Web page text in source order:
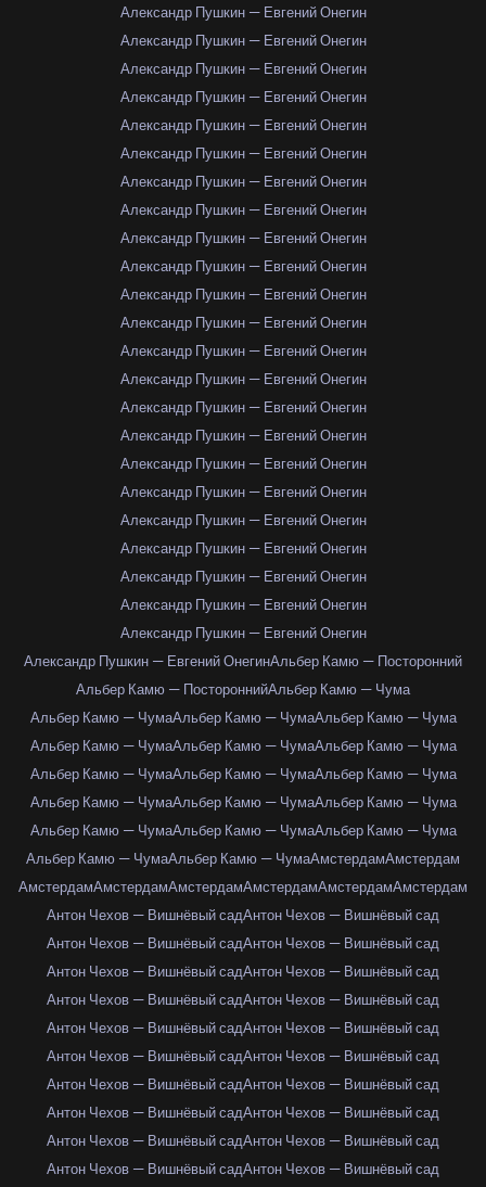
Александр Пушкин — Евгений Онегин
Александр Пушкин — Евгений Онегин
Александр Пушкин — Евгений Онегин
Александр Пушкин — Евгений Онегин
Александр Пушкин — Евгений Онегин
Александр Пушкин — Евгений Онегин
Александр Пушкин — Евгений Онегин
Александр Пушкин — Евгений Онегин
Александр Пушкин — Евгений Онегин
Александр Пушкин — Евгений Онегин
Александр Пушкин — Евгений Онегин
Александр Пушкин — Евгений Онегин
Александр Пушкин — Евгений Онегин
Александр Пушкин — Евгений Онегин
Александр Пушкин — Евгений Онегин
Александр Пушкин — Евгений Онегин
Александр Пушкин — Евгений Онегин
Александр Пушкин — Евгений Онегин
Александр Пушкин — Евгений Онегин
Александр Пушкин — Евгений Онегин
Александр Пушкин — Евгений Онегин
Александр Пушкин — Евгений Онегин
Александр Пушкин — Евгений Онегин
Александр Пушкин — Евгений ОнегинАльбер Камю — Посторонний
Альбер Камю — ПостороннийАльбер Камю — Чума
Альбер Камю — ЧумаАльбер Камю — ЧумаАльбер Камю — Чума
Альбер Камю — ЧумаАльбер Камю — ЧумаАльбер Камю — Чума
Альбер Камю — ЧумаАльбер Камю — ЧумаАльбер Камю — Чума
Альбер Камю — ЧумаАльбер Камю — ЧумаАльбер Камю — Чума
Альбер Камю — ЧумаАльбер Камю — ЧумаАльбер Камю — Чума
Альбер Камю — ЧумаАльбер Камю — ЧумаАмстердамАмстердам
АмстердамАмстердамАмстердамАмстердамАмстердамАмстердам
Антон Чехов — Вишнёвый садАнтон Чехов — Вишнёвый сад
Антон Чехов — Вишнёвый садАнтон Чехов — Вишнёвый сад
Антон Чехов — Вишнёвый садАнтон Чехов — Вишнёвый сад
Антон Чехов — Вишнёвый садАнтон Чехов — Вишнёвый сад
Антон Чехов — Вишнёвый садАнтон Чехов — Вишнёвый сад
Антон Чехов — Вишнёвый садАнтон Чехов — Вишнёвый сад
Антон Чехов — Вишнёвый садАнтон Чехов — Вишнёвый сад
Антон Чехов — Вишнёвый садАнтон Чехов — Вишнёвый сад
Антон Чехов — Вишнёвый садАнтон Чехов — Вишнёвый сад
Антон Чехов — Вишнёвый садАнтон Чехов — Вишнёвый сад